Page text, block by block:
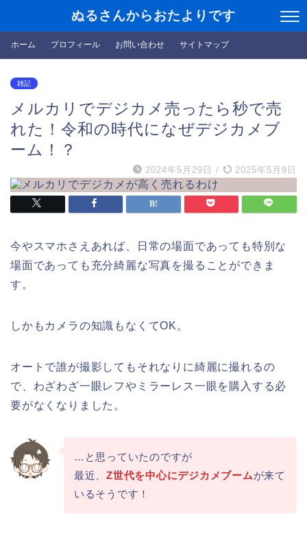
ぬるさんからおたよりです
ホーム プロフィール お問い合わせ サイトマップ
雑記
メルカリでデジカメ売ったら秒で売
れた！令和の時代になぜデジカメブ
ーム！？
2024年5月29日 / 2025年5月9日
今やスマホさえあれば、日常の場面であっても特別な
場面であっても充分綺麗な写真を撮ることができま
す。
しかもカメラの知識もなくてOK。
オートで誰が撮影してもそれなりに綺麗に撮れるの
で、わざわざ一眼レフやミラーレス一眼を購入する必
要がなくなりました。
…と思っていたのですが
最近、Z世代を中心にデジカメブームが来て
いるそうです！